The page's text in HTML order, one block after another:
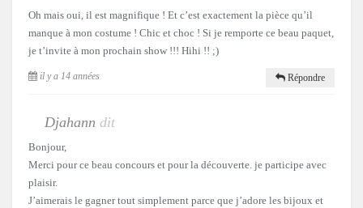
Oh mais oui, il est magnifique ! Et c’est exactement la pièce qu’il
manque à mon costume ! Chic et choc ! Si je remporte ce beau paquet,
je t’invite à mon prochain show !!! Hihi !! ;)
il y a 14 années Répondre
Djahann dit
Bonjour,
Merci pour ce beau concours et pour la découverte. je participe avec
plaisir.
J’aimerais le gagner tout simplement parce que j’adore les bijoux et